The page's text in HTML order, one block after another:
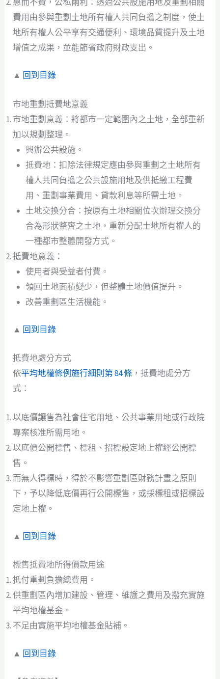
費用由參與重劃土地所有權人共同負擔之制度，使土
地所有權人公平享有交通便利、環境品質提升及土地
增值之成果，並能節省政府財政支出。
▲ 回到目錄
市地重劃抵費地意義
市地重劃意義：將都市一定範圍內之土地，全部重新
加以規劃整理。
興辦公共設施。
抵費地：扣除法律規定應由參與重劃之土地所有
權人共同負擔之公共設施用地及供抵繳工程費
用、重劃事業費用、貸款利息等所需土地。
土地交換分合：按原有土地相關位次辦理交換分
合為形狀整齊之土地，重新分配土地所有權人的
一種都市整體開發方式。
抵費地意義：
使用者與受益者付費。
領回土地面積變少，但整體土地價值提升。
改善重劃區生活機能。
▲ 回到目錄
抵費地處分方式
依平均地權條例施行細則第 84 條 ，抵費地處分方
式：
以底價讓售為社會住宅用地、公共事業用地或行政院
專案核准所需用地。
以底價公開標售、標租、招標設定地上權經公開標
售。
而無人得標時，得於不影響重劃區財務計畫之原則
下，予以降低底價再行公開標售，或採標租或招標設
定地上權。
▲ 回到目錄
標售抵費地所得價款用途
抵付重劃負擔總費用。
供重劃區內增加建設、管理、維護之費用及撥充實施
平均地權基金。
不足由實施平均地權基金貼補。
▲ 回到目錄